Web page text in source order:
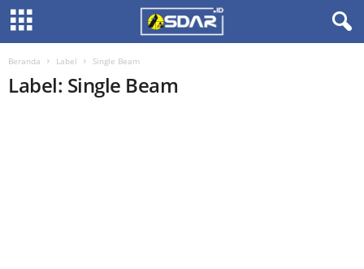
Beranda Label Single Beam
Label: Single Beam